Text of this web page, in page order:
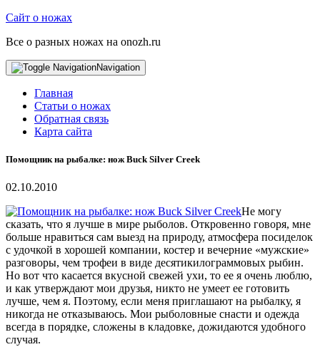
Сайт о ножах
Все о разных ножах на onozh.ru
Navigation
Главная
Статьи о ножах
Обратная связь
Карта сайта
Помощник на рыбалке: нож Buck Silver Creek
02.10.2010
Не могу
сказать, что я лучше в мире рыболов. Откровенно говоря, мне
больше нравиться сам выезд на природу, атмосфера посиделок
с удочкой в хорошей компании, костер и вечерние «мужские»
разговоры, чем трофеи в виде десятикилограммовых рыбин.
Но вот что касается вкусной свежей ухи, то ее я очень люблю,
и как утверждают мои друзья, никто не умеет ее готовить
лучше, чем я. Поэтому, если меня приглашают на рыбалку, я
никогда не отказываюсь. Мои рыболовные снасти и одежда
всегда в порядке, сложены в кладовке, дожидаются удобного
случая.